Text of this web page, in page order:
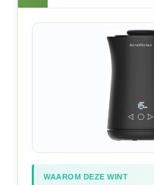
WAAROM DEZE WINT